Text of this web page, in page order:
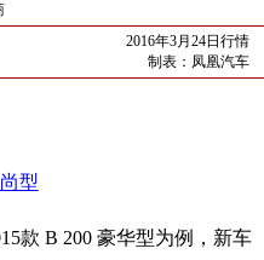
2016年3月24日行情
制表： 凤凰汽车
型
款 B 200 豪华型为例，新车